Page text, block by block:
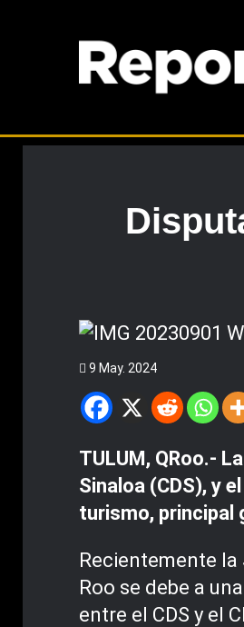
9 May. 2024
TULUM, QRoo.-
Sinaloa (CDS), y
turismo, principal
Recientemente
Roo se debe a
entre el CDS y el